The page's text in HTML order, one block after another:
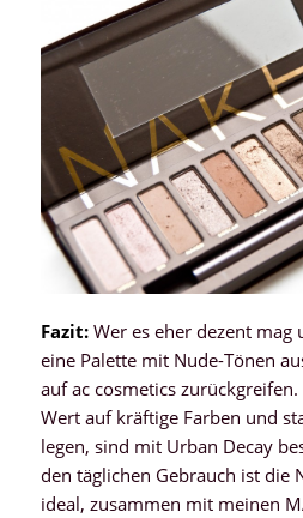
Fazit:Wer es eher dezent mag
eine Palette mit Nude-Tönen
auf ac cosmetics
Wert auf kräftige Farben und
legen, sind mit Urban Decay
den täglichen Gebrauch ist die
ideal, zusammen mit meinen